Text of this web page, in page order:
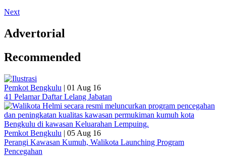
Next
Advertorial
Recommended
Pemkot Bengkulu | 01 Aug 16
41 Pelamar Daftar Lelang Jabatan
Pemkot Bengkulu | 05 Aug 16
Perangi Kawasan Kumuh, Walikota Launching Program
Pencegahan